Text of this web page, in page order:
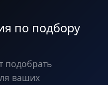
по подбору
подобрать
ваших